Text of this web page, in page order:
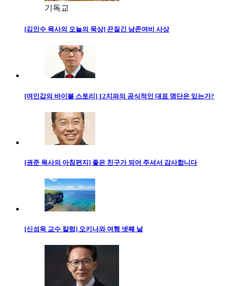
기독교
[김인수 목사의 오늘의 묵상] 끈질긴 남존여비 사상
[여인갑의 바이블 스토리] 12지파의 공식적인 대표 명단은 있는가?
[권준 목사의 아침편지] 좋은 친구가 되어 주셔서 감사합니다
[신성욱 교수 칼럼] 오키나와 여행 넷째 날